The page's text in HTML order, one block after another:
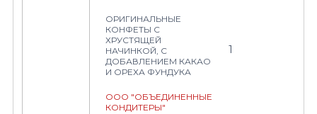
ОРИГИНАЛЬНЫЕ
КОНФЕТЫ С
ХРУСТЯЩЕЙ
НАЧИНКОЙ, С
ДОБАВЛЕНИЕМ КАКАО
И ОРЕХА ФУНДУКА
ООО "ОБЪЕДИНЕННЫЕ
КОНДИТЕРЫ"
1